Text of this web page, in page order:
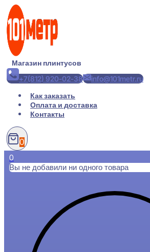
Перейти
содержимому
Магазин плинтусов
+7(812) 920-02-38
info@101metr.ru
Как заказать
Оплата и доставка
Контакты
0
0
Вы не добавили ни одного товара